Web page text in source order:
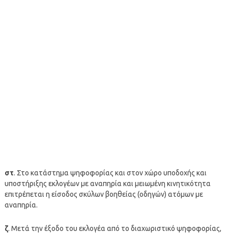
στ. Στο κατάστημα ψηφοφορίας και στον χώρο υποδοχής και
υποστήριξης εκλογέων με αναπηρία και μειωμένη κινητικότητα
επιτρέπεται η είσοδος σκύλων βοηθείας (οδηγών) ατόμων με
αναπηρία.
ζ. Μετά την έξοδο του εκλογέα από το διαχωριστικό ψηφοφορίας,